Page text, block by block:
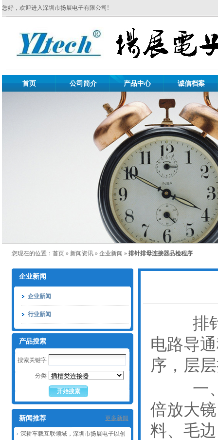
您好，欢迎进入深圳市扬展电子有限公司!
首页 公司简介 产品中心 诚信档案
您现在的位置： 首页 » 新闻资讯 » 企业新闻 » 排针排母连接器品检程序
企业新闻
企业新闻
行业新闻
产品搜索
搜索关键字
分类
新闻推荐 更多新闻
深耕车载互联领域，深圳市扬展电子以创
排针
电路导
序，层
一、
倍放大
料、毛